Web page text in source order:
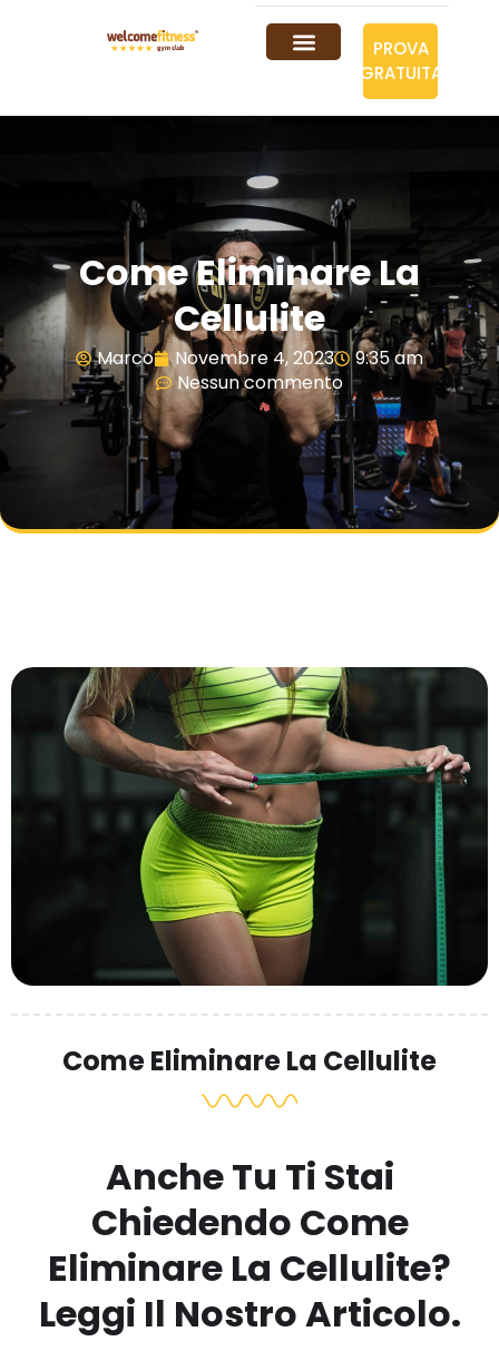
PROVA
GRATUITA
Come Eliminare La
Cellulite
Marco Novembre 4, 2023
9:35 am
Nessun commento
Come Eliminare La Cellulite
Anche Tu Ti Stai
Chiedendo Come
Eliminare La Cellulite?
Leggi Il Nostro Articolo.